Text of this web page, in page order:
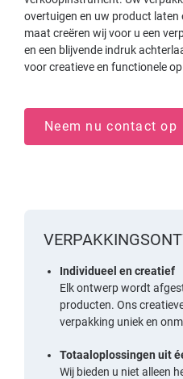
overtuigen en uw product
maat creëren wij voor u een
en een blijvende indruk
voor creatieve en functionele
Neem nu contact op
Individueel en creatief
Elk ontwerp wordt
producten. Ons
verpakking uniek en
Totaaloplossingen uit
Wij bieden u niet alleen